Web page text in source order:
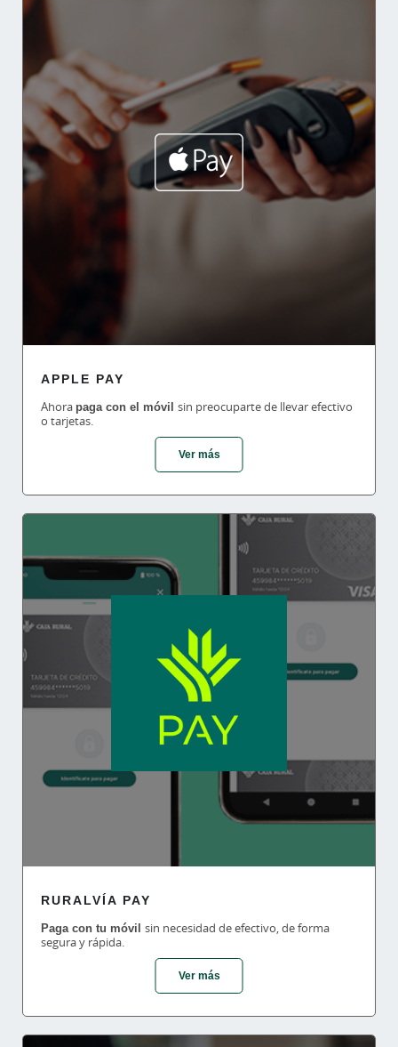
APPLE PAY
Ahora paga con el móvil sin preocuparte de llevar efectivo
o tarjetas.
Ver más
RURALVÍA PAY
Paga con tu móvil sin necesidad de efectivo, de forma
segura y rápida.
Ver más